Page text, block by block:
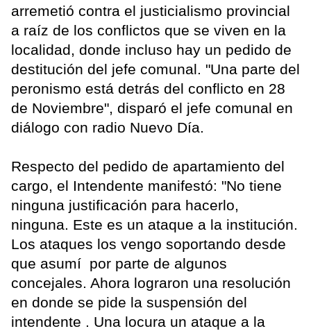
arremetió contra el justicialismo provincial
a raíz de los conflictos que se viven en la
localidad, donde incluso hay un pedido de
destitución del jefe comunal. "Una parte del
peronismo está detrás del conflicto en 28
de Noviembre", disparó el jefe comunal en
diálogo con radio Nuevo Día.
Respecto del pedido de apartamiento del
cargo, el Intendente manifestó: "No tiene
ninguna justificación para hacerlo,
ninguna. Este es un ataque a la institución.
Los ataques los vengo soportando desde
que asumí por parte de algunos
concejales. Ahora lograron una resolución
en donde se pide la suspensión del
intendente . Una locura un ataque a la